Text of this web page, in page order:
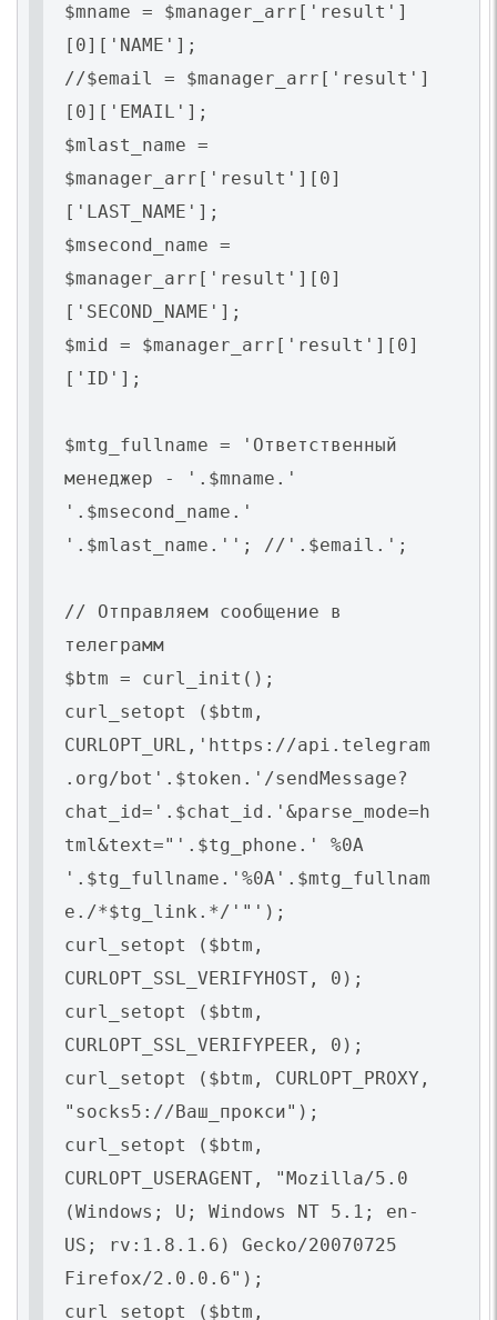
$mname = $manager_arr['result']
[0]['NAME'];
//$email = $manager_arr['result']
[0]['EMAIL'];
$mlast_name =
$manager_arr['result'][0]
['LAST_NAME'];
$msecond_name =
$manager_arr['result'][0]
['SECOND_NAME'];
$mid = $manager_arr['result'][0]
['ID'];
$mtg_fullname = 'Ответственный
менеджер - '.$mname.'
'.$msecond_name.'
'.$mlast_name.''; //'.$email.';
// Отправляем сообщение в
телеграмм
$btm = curl_init();
curl_setopt ($btm,
CURLOPT_URL,'https://api.telegram
.org/bot'.$token.'/sendMessage?
chat_id='.$chat_id.'&parse_mode=h
tml&text="'.$tg_phone.' %0A
'.$tg_fullname.'%0A'.$mtg_fullnam
e./*$tg_link.*/'"');
curl_setopt ($btm,
CURLOPT_SSL_VERIFYHOST, 0);
curl_setopt ($btm,
CURLOPT_SSL_VERIFYPEER, 0);
curl_setopt ($btm, CURLOPT_PROXY,
"socks5://Ваш_прокси");
curl_setopt ($btm,
CURLOPT_USERAGENT, "Mozilla/5.0
(Windows; U; Windows NT 5.1; en-
US; rv:1.8.1.6) Gecko/20070725
Firefox/2.0.0.6");
curl_setopt ($btm,